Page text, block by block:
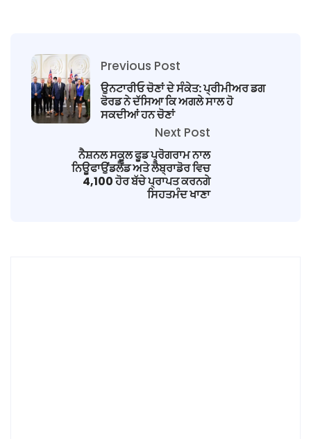
Previous Post
ਉਨਟਾਰੀਓ ਚੋਣਾਂ ਦੇ ਸੰਕੇਤ: ਪ੍ਰੀਮੀਅਰ ਡਗ
ਫੋਰਡ ਨੇ ਦੱਸਿਆ ਕਿ ਅਗਲੇ ਸਾਲ ਹੋ
ਸਕਦੀਆਂ ਹਨ ਚੋਣਾਂ
Next Post
ਨੈਸ਼ਨਲ ਸਕੂਲ ਫੂਡ ਪ੍ਰੋਗਰਾਮ ਨਾਲ
ਨਿਊਫਾਉਂਡਲੈਂਡ ਅਤੇ ਲੈਬ੍ਰਾਡੋਰ ਵਿਚ
4,100 ਹੋਰ ਬੱਚੇ ਪ੍ਰਾਪਤ ਕਰਨਗੇ
ਸਿਹਤਮੰਦ ਖਾਣਾ